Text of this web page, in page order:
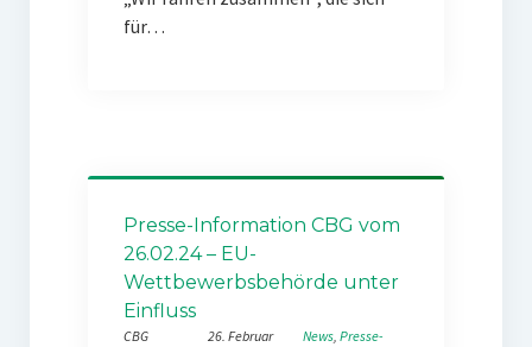
für…
Presse-Information CBG vom
26.02.24 – EU-
Wettbewerbsbehörde unter
Einfluss
CBG
26. Februar
News, Presse-